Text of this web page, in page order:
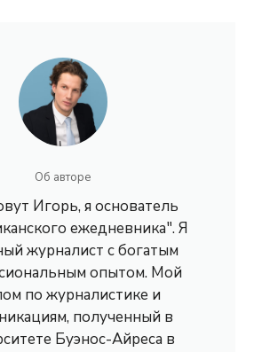
Об авторе
Игорь, я основатель
ежедневника". Я
журналист с богатым
опытом. Мой
по журналистике и
полученный в
Буэнос-Айреса в